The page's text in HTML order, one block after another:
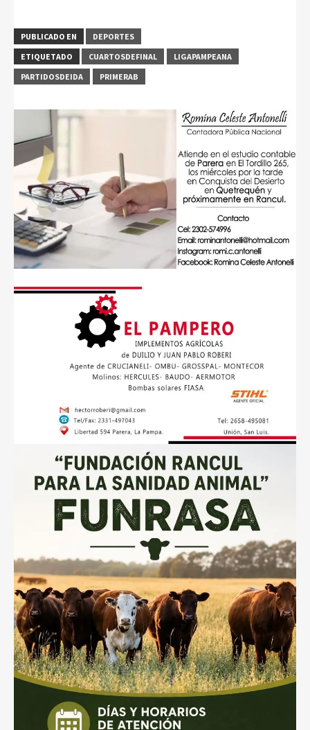
PUBLICADO EN
DEPORTES
ETIQUETADO
CUARTOSDEFINAL
LIGAPAMPEANA
PARTIDOSDEIDA
PRIMERAB